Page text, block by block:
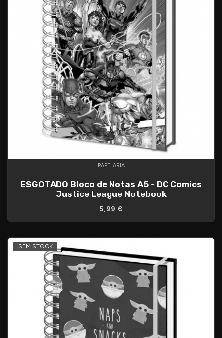
PAPELARIA
ESGOTADO Bloco de Notas A5 - DC Comics
Justice League Notebook
5,99 €
SEM STOCK